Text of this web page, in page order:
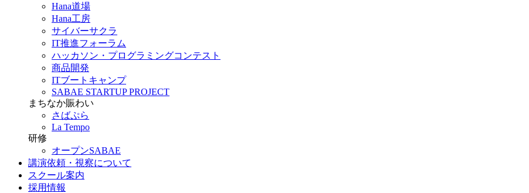
Hana道場
Hana工房
サイバーサクラ
IT推進フォーラム
ハッカソン・プログラミングコンテスト
商品開発
ITブートキャンプ
SABAE STARTUP PROJECT
まちなか賑わい
さばぷら
La Tempo
研修
オープンSABAE
講演依頼・視察について
スクール案内
採用情報